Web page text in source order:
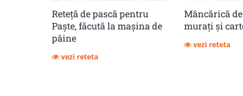
Reteță de pască pentru
Paște, făcută la mașina de
pâine
vezi reteta
Mâncărică
muraţi şi
vezi reteta